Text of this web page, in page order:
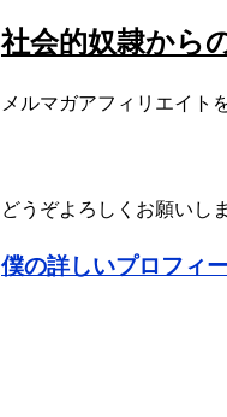
社会的奴隷から
メルマガアフィリエイト
どうぞよろしくお願いし
僕の詳しいプロフィ